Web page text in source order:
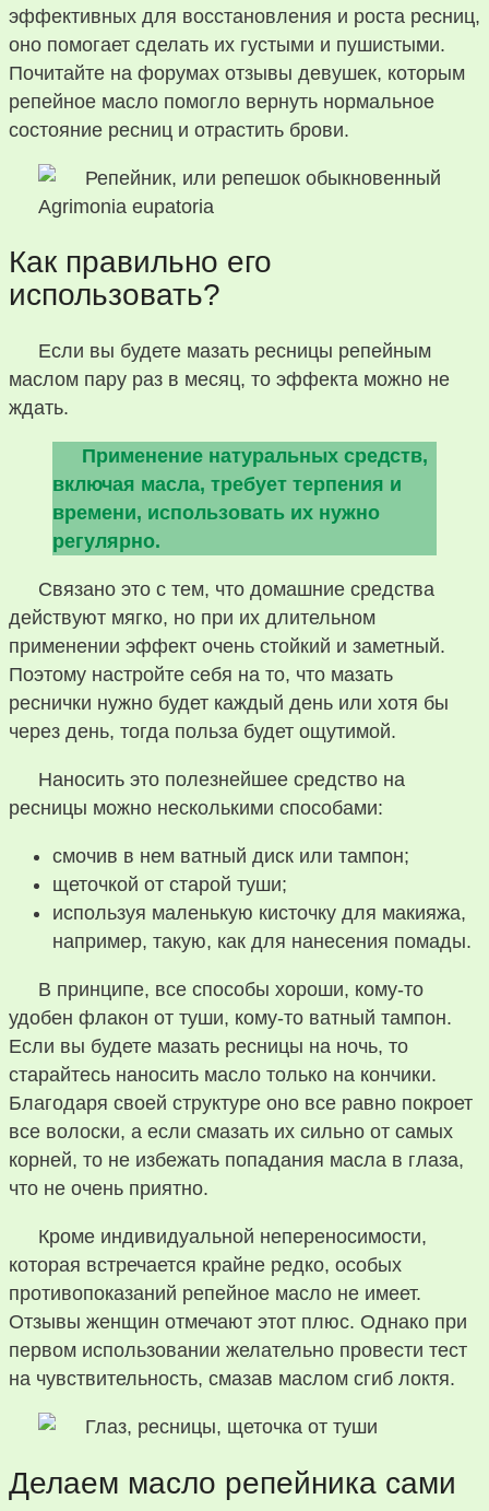
эффективных для восстановления и роста ресниц,
оно помогает сделать их густыми и пушистыми.
Почитайте на форумах отзывы девушек, которым
репейное масло помогло вернуть нормальное
состояние ресниц и отрастить брови.
Как правильно его
использовать?
Если вы будете мазать ресницы репейным
маслом пару раз в месяц, то эффекта можно не
ждать.
Применение натуральных средств,
включая масла, требует терпения и
времени, использовать их нужно
регулярно.
Связано это с тем, что домашние средства
действуют мягко, но при их длительном
применении эффект очень стойкий и заметный.
Поэтому настройте себя на то, что мазать
реснички нужно будет каждый день или хотя бы
через день, тогда польза будет ощутимой.
Наносить это полезнейшее средство на
ресницы можно несколькими способами:
смочив в нем ватный диск или тампон;
щеточкой от старой туши;
используя маленькую кисточку для макияжа,
например, такую, как для нанесения помады.
В принципе, все способы хороши, кому-то
удобен флакон от туши, кому-то ватный тампон.
Если вы будете мазать ресницы на ночь, то
старайтесь наносить масло только на кончики.
Благодаря своей структуре оно все равно покроет
все волоски, а если смазать их сильно от самых
корней, то не избежать попадания масла в глаза,
что не очень приятно.
Кроме индивидуальной непереносимости,
которая встречается крайне редко, особых
противопоказаний репейное масло не имеет.
Отзывы женщин отмечают этот плюс. Однако при
первом использовании желательно провести тест
на чувствительность, смазав маслом сгиб локтя.
Делаем масло репейника сами